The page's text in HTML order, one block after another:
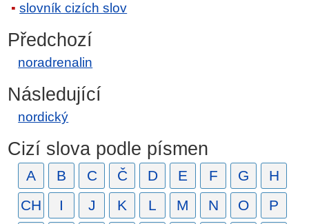
slovník cizích slov
Předchozí
noradrenalin
Následující
nordický
Cizí slova podle písmen
A B C Č D E F G
H
CH
I J K L M N O
P